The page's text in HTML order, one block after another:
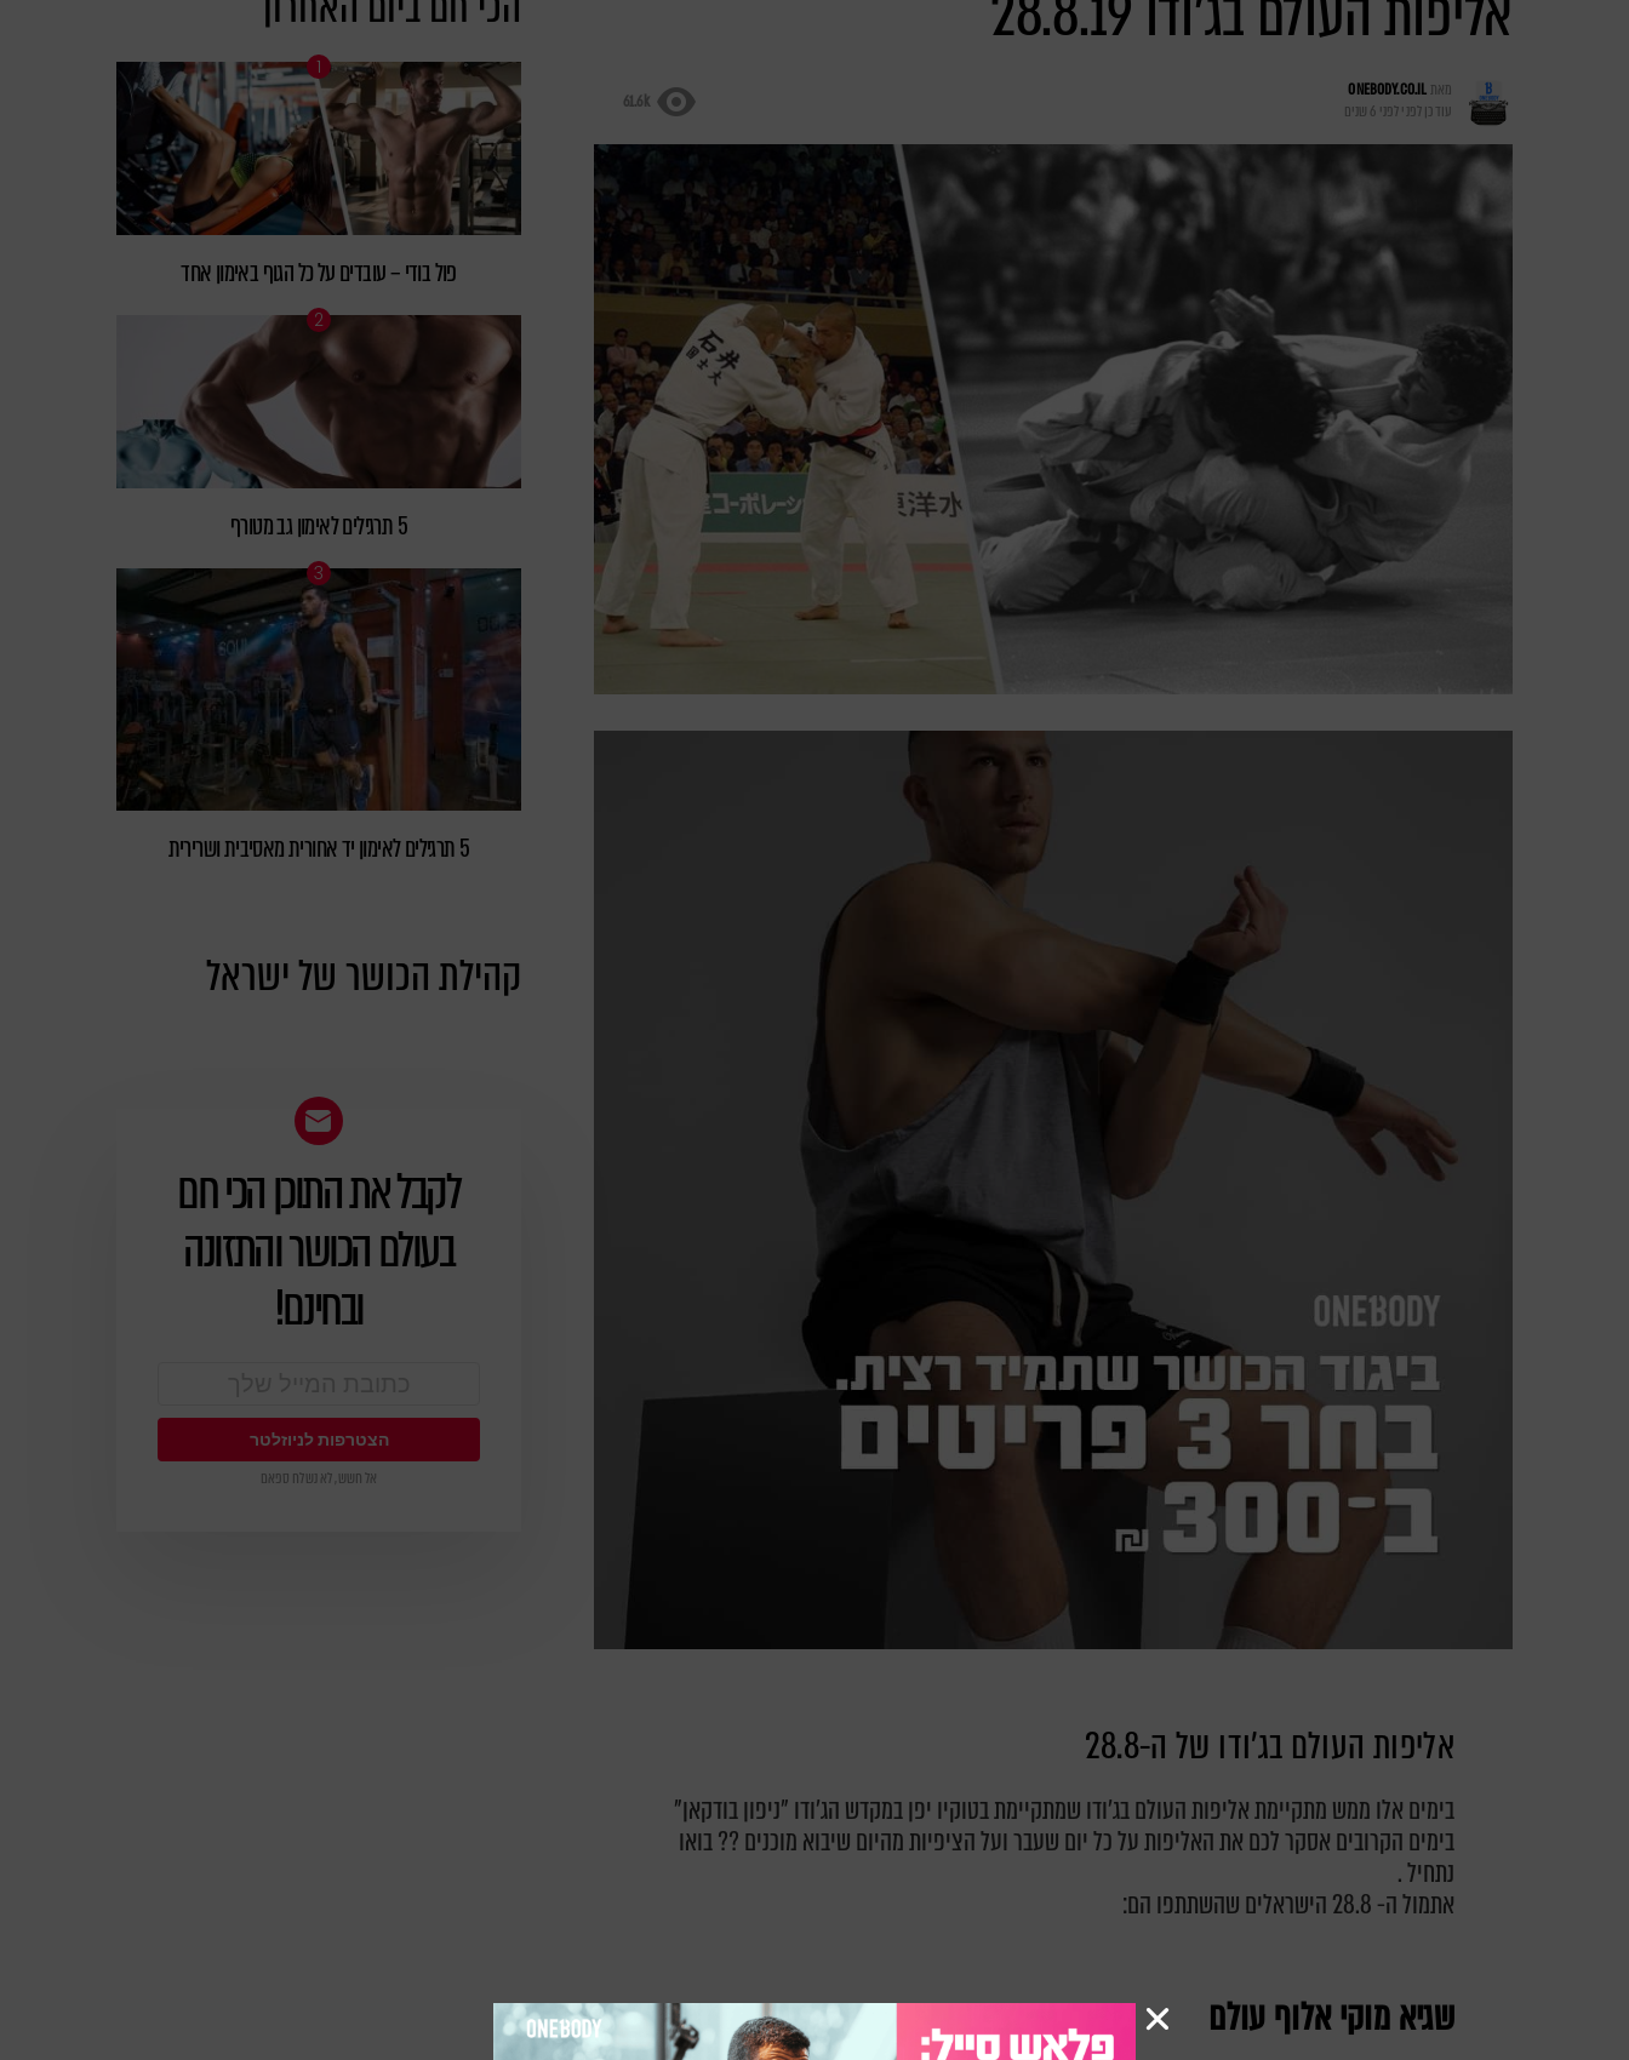
מאתONEBODY.CO.IL
עודכן לפנילפני 6 שנים 61.6k
אליפות העולם בג'ודו של ה-28.8
בימים אלו ממש מתקיימת אליפות העולם בג'ודו שמתקיימת בטוקיו יפן במקדש הג'ודו "ניפון בודקאן"
בימים הקרובים אסקר לכם את האליפות על כל יום שעבר ועל הציפיות מהיום שיבוא מוכנים ?? בואו
נתחיל .
אתמול ה- 28.8 הישראלים שהשתתפו הם:
שגיא מוקי אלוף עולם
פול בודי – עובדים על כל הגוף באימון אחד
5 תרגילים לאימון גב מטורף
5 תרגילים לאימון יד אחורית מאסיבית ושרירית
קהילת הכושר של ישראל
ניוזלטר
לקבל את התוכן הכי חם
בעולם הכושר והתזונה
ובחינם!
אל חשש, לא נשלח ספאם